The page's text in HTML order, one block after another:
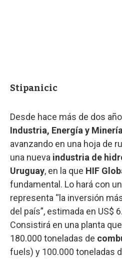
Stipanicic
Desde hace más de dos
Industria, Energía y Minería
avanzando en una hoja de
una nueva industria de
Uruguay, en la que HIF
fundamental. Lo hará con
representa “la inversión
del país”, estimada en US$
Consistirá en una planta
180.000 toneladas de
fuels) y 100.000 toneladas